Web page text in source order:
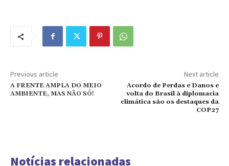
Previous article
A FRENTE AMPLA DO MEIO
AMBIENTE, MAS NÃO SÓ!
Next article
Acordo de Perdas e Danos e
volta do Brasil à diplomacia
climática são os destaques da
COP27
Notícias relacionadas